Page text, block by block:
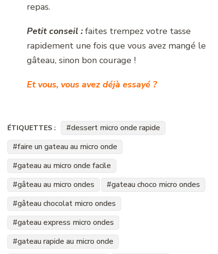
repas.
Petit conseil : faites trempez votre tasse
rapidement une fois que vous avez mangé le
gâteau, sinon bon courage !
Et vous, vous avez déjà essayé ?
ÉTIQUETTES :
dessert micro onde rapide
faire un gateau au micro onde
gateau au micro onde facile
gâteau au micro ondes
gateau choco micro ondes
gâteau chocolat micro ondes
gateau express micro ondes
gateau rapide au micro onde